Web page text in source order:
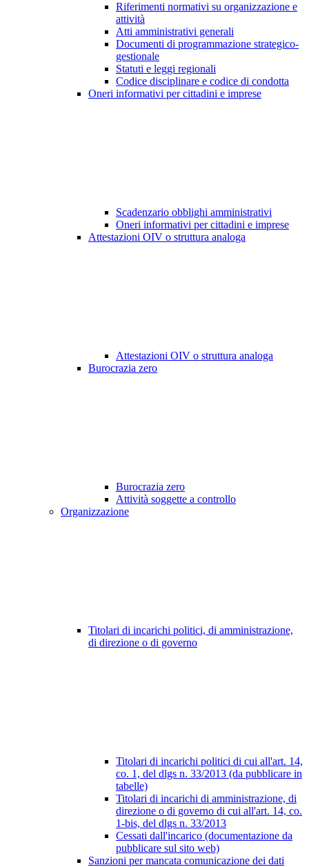
Riferimenti normativi su organizzazione e
attività
Atti amministrativi generali
Documenti di programmazione strategico-
gestionale
Statuti e leggi regionali
Codice disciplinare e codice di condotta
Oneri informativi per cittadini e imprese
Scadenzario obblighi amministrativi
Oneri informativi per cittadini e imprese
Attestazioni OIV o struttura analoga
Attestazioni OIV o struttura analoga
Burocrazia zero
Burocrazia zero
Attività soggette a controllo
Organizzazione
Titolari di incarichi politici, di amministrazione,
di direzione o di governo
Titolari di incarichi politici di cui all'art. 14,
co. 1, del dlgs n. 33/2013 (da pubblicare in
tabelle)
Titolari di incarichi di amministrazione, di
direzione o di governo di cui all'art. 14, co.
1-bis, del dlgs n. 33/2013
Cessati dall'incarico (documentazione da
pubblicare sul sito web)
Sanzioni per mancata comunicazione dei dati